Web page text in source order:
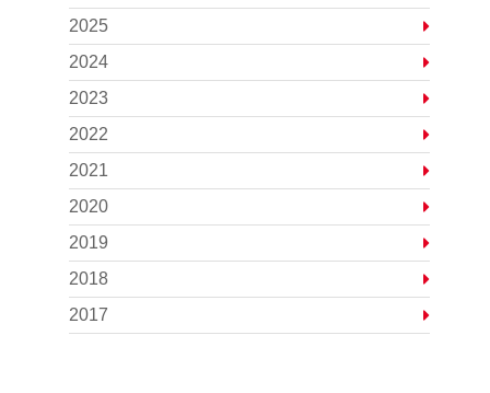
2025
2024
2023
2022
2021
2020
2019
2018
2017